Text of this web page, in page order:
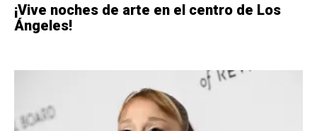
¡Vive noches de arte en el centro de Los
Ángeles!